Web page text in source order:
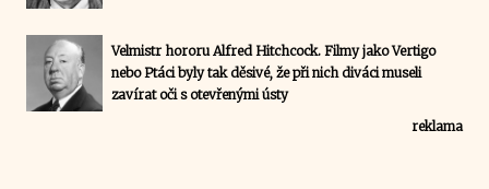
Velmistr hororu Alfred Hitchcock. Filmy jako Vertigo
nebo Ptáci byly tak děsivé, že při nich diváci museli
zavírat oči s otevřenými ústy
reklama